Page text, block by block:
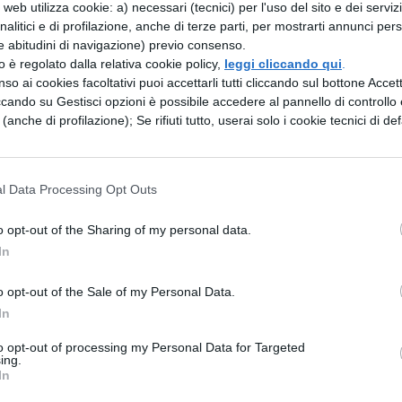
utilizza cookie: a) necessari (tecnici) per l'uso del sito e dei
e di profilazione, anche di terze parti, per mostrarti annunci
abitudini di navigazione) previo consenso.
è regolato dalla relativa cookie policy, leggi cliccando qui
ai cookies facoltativi puoi accettarli tutti cliccando sul bottone
su Gestisci opzioni è possibile accedere al pannello di controllo
di profilazione); Se rifiuti tutto, userai solo i cookie tecnici di
Data Processing Opt Outs
opt-out of the Sharing of my personal data.
opt-out of the Sale of my Personal Data.
opt-out of processing my Personal Data for Targeted
diAlexandre Dumasè 8°.
, mentre per trovare un autore italiano
posizione dove si trovaPinocchiodiCarlo
libri più belli del XXI secolo.